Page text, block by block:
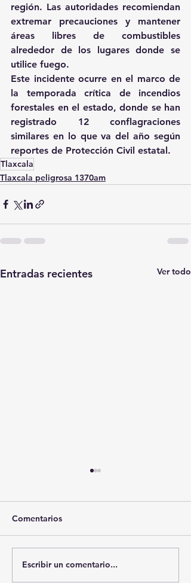
región. Las autoridades recomiendan
extremar precauciones y mantener
áreas libres de combustibles
alrededor de los lugares donde se
utilice fuego.
Este incidente ocurre en el marco de
la temporada crítica de incendios
forestales en el estado, donde se han
registrado 12 conflagraciones
similares en lo que va del año según
reportes de Protección Civil estatal.
Tlaxcala
Tlaxcala peligrosa 1370am
Entradas recientes Ver todo
🚨🏛️ SECRETARIO DE
Comentarios
Escribir un comentario...